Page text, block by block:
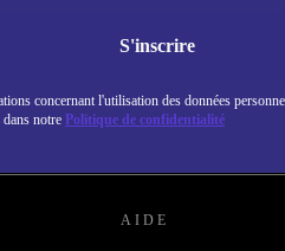
S'inscrire
concernant l'utilisation des données
notre Politique de confidentialité
offre.
Retrouvez les
politique de confidentialité
- RETHINK NEW.
AIDE